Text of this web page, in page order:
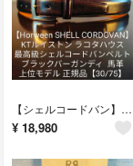
【シェルコードバン】KTルイストン ラコタハウス正規品 最高級艶馬革ドレスベルト
¥ 18,980